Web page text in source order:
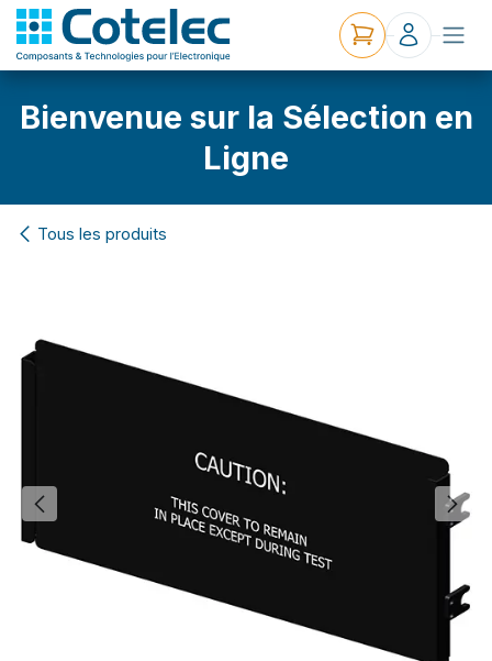
Bienvenue sur la Sélection en
Ligne
Tous les produits